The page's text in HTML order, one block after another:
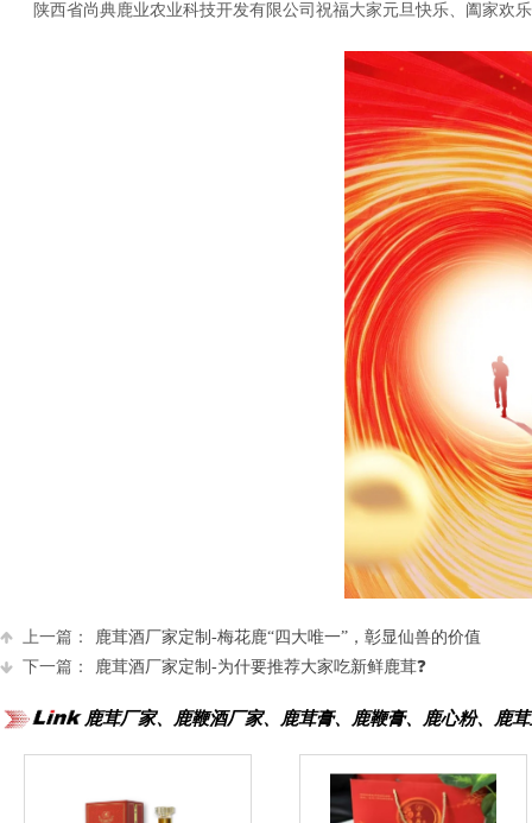
陕西省尚典鹿业农业科技开发有限公司祝福大家元旦快乐、阖家欢
上一篇：
鹿茸酒厂家定制-梅花鹿“四大唯一”，彰显仙兽的价值
下一篇：
鹿茸酒厂家定制-为什要推荐大家吃新鲜鹿茸❓
鹿茸厂家、鹿鞭酒厂家、鹿茸膏、鹿鞭膏、鹿心粉、鹿